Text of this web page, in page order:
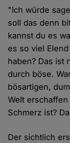
"Ich würde
soll das denn
kannst du es
es so viel
haben? Das ist
durch böse.
bösartigen,
Welt
Schmerz ist?
Der sichtlich